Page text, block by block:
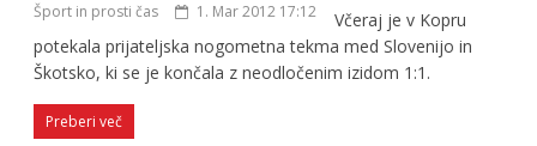
Šport in prosti čas 1. Mar 2012 17:12
Včeraj je v Kopru
potekala prijateljska nogometna tekma med Slovenijo in
Škotsko, ki se je končala z neodločenim izidom 1:1.
Preberi več